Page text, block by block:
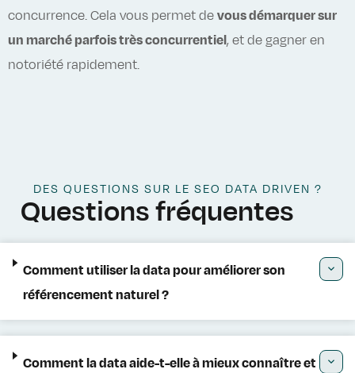
concurrence. Cela vous permet de vous démarquer sur
un marché parfois très concurrentiel , et de gagner en
notoriété rapidement.
DES QUESTIONS SUR LE SEO DATA DRIVEN ?
Questions fréquentes
Comment utiliser la data pour améliorer son
référencement naturel ?
Comment la data aide-t-elle à mieux connaître et